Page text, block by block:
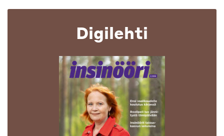
Digilehti